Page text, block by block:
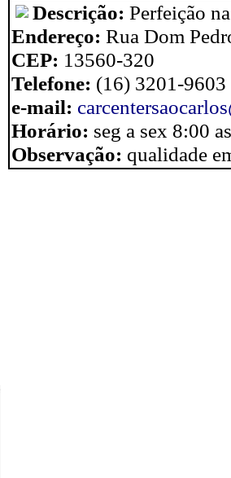
Descrição: Perfeição
Endereço: Rua Dom
CEP: 13560-320
Telefone: (16) 3201-
e-mail:
Horário: seg a sex 8:00
Observação: qualidade